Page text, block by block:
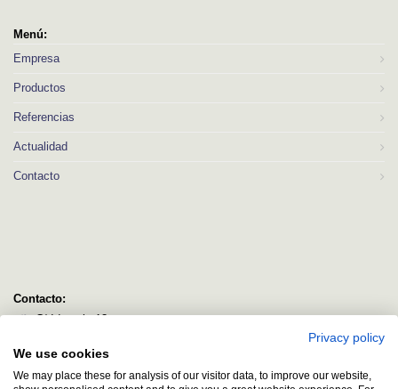
Menú:
Empresa
Productos
Referencias
Actualidad
Contacto
Contacto:
C/ Idorsolo 13
Bizkaia
logitec@logitecsl.net
Privacy policy
We use cookies
We may place these for analysis of our visitor data, to improve our website,